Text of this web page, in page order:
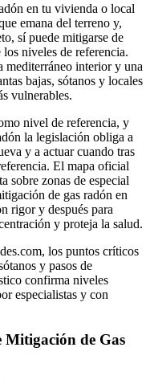
en tu vivienda o local
emana del terreno y,
sí puede mitigarse de
niveles de referencia.
mediterráneo interior y una
bajas, sótanos y locales
vulnerables.
nivel de referencia, y
la legislación obliga a
y a actuar cuando tras
El mapa oficial
sobre zonas de especial
de gas radón en
rigor y después para
y proteja la salud.
los puntos críticos
y pasos de
confirma niveles
especialistas y con
Mitigación de Gas